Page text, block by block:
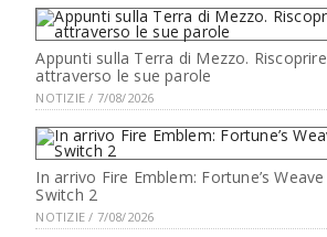
Appunti sulla Terra di Mezzo. Riscoprire
attraverso le sue parole
NOTIZIE / 7/08/2026
In arrivo Fire Emblem: Fortune’s
Switch 2
NOTIZIE / 7/08/2026